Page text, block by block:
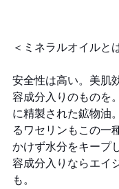
＜ミネラルオイルと
安全性は高い。美肌
容成分入りのものを
に精製された鉱物油
るワセリンもこの一
かけず水分をキープ
容成分入りならエイ
も。